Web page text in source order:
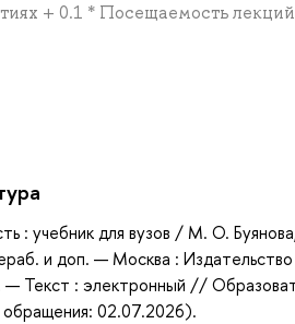
+ 0.1 * Посещаемость
: учебник для вузов / М. О.
и доп. — Москва :
Текст : электронный //
02.07.2026).